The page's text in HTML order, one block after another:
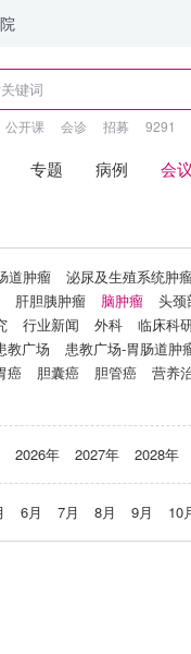
公开课 会诊 招募 9291
专题 病例 会
道肿瘤
泌尿及生殖系统肿
肝胆胰肿瘤 脑肿瘤
头颈
行业新闻 外科
临床科
教广场
患教广场-胃肠道肿
癌 胆囊癌 胆管癌
营养
2026年 2027年 2028年
6月 7月 8月 9月 10